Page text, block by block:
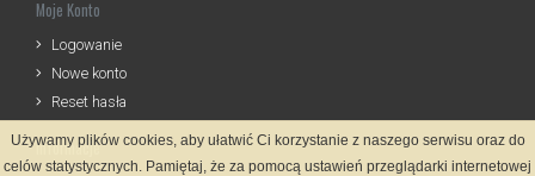
Moje Konto
Logowanie
Nowe konto
Reset hasła
Informacje
Używamy plików cookies, aby ułatwić Ci korzystanie z naszego serwisu oraz do
celów statystycznych. Pamiętaj, że za pomocą ustawień przeglądarki internetowej